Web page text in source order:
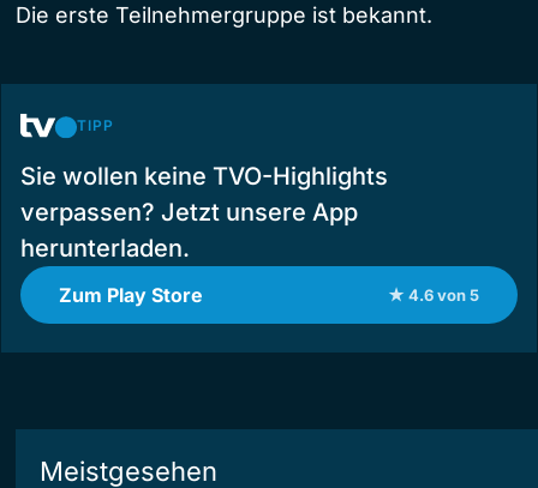
Die erste Teilnehmergruppe ist bekannt.
TIPP
Sie wollen keine TVO-Highlights
verpassen? Jetzt unsere App
herunterladen.
Zum Play Store ★ 4.6 von 5
Meistgesehen